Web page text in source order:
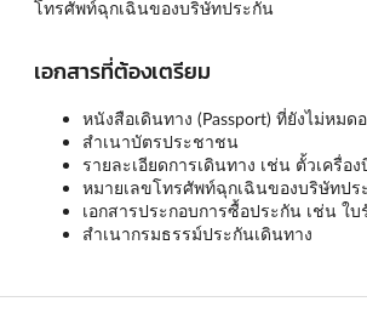
โทรศัพท์ฉุกเฉินของบริษัทประกัน
เอกสารที่ต้องเตรียม
หนังสือเดินทาง (Passport) ที่ยังไม่หมด
สำเนาบัตรประชาชน
รายละเอียดการเดินทาง เช่น ตั้วเครื่อ
หมายเลขโทรศัพท์ฉุกเฉินของบริษัทปร
เอกสารประกอบการซื้อประกัน เช่น ใบ
สำเนากรมธรรม์ประกันเดินทาง